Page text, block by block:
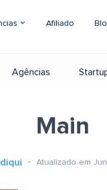
Afiliado
Agências
Main
Atualizado em